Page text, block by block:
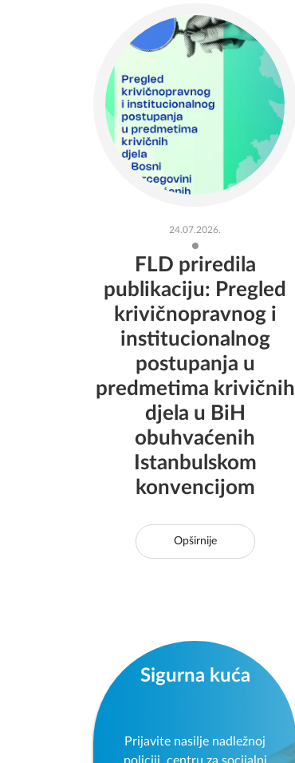
24.07.2026.
FLD priredila
publikaciju: Pregled
krivičnopravnog i
institucionalnog
postupanja u
predmetima krivičnih
djela u BiH
obuhvaćenih
Istanbulskom
konvencijom
Opširnije
Sigurna kuća
Prijavite nasilje nadležnoj